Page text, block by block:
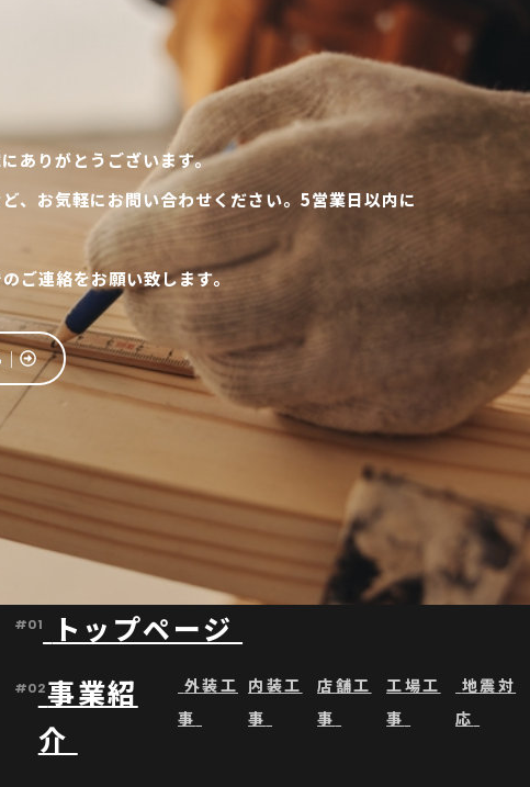
ありがとうございます。
、お気軽にお問い合わせください。5営業日以内に
ご連絡をお願い致します。
│
#01 トップページ
#02事業紹
介
外装工
事
内装工
事
店舗工
事
工場工
事
地震対
応